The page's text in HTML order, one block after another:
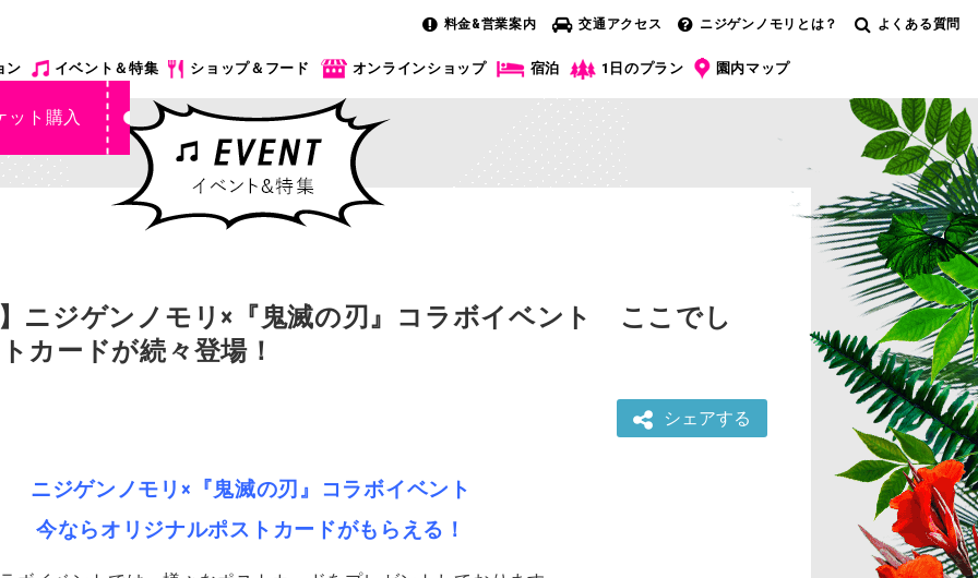
料金&営業案内 交通アクセス ニジゲンノモリとは？ よくある質問
ン イベント＆特集 ショップ＆フード オンラインショップ 宿泊 1日のプラン 園内マップ
ット購入
ニジゲンノモリ×『鬼滅の刃』コラボイベント ここでし
カードが続々登場！
シェアする
ニジゲンノモリ×『鬼滅の刃』コラボイベント
今ならオリジナルポストカードがもらえる！